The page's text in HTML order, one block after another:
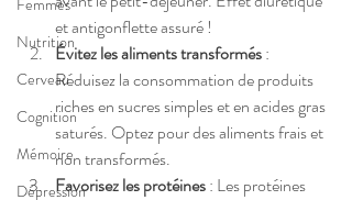
Femmes
Nutrition
Cerveau
Cognition
Mémoire
Dépression
et antigonflette assuré !
Évitez les aliments transformés :
Réduisez la consommation de produits
riches en sucres simples et en acides gras
saturés. Optez pour des aliments frais et
non transformés.
Favorisez les protéines : Les protéines